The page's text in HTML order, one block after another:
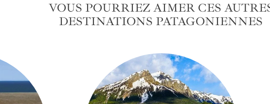
VOUS POURRIEZ AIMER CES
DESTINATIONS PATAGONIENNES